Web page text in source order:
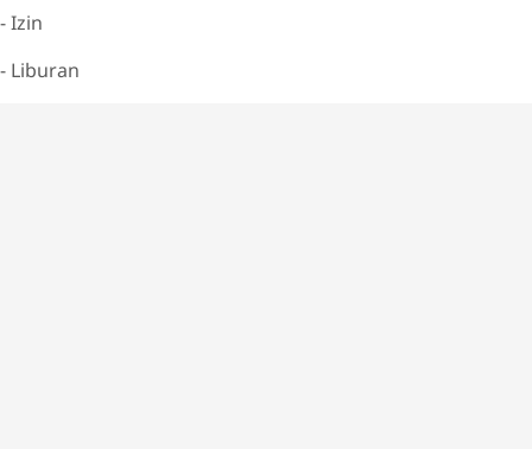
- Izin
- Liburan